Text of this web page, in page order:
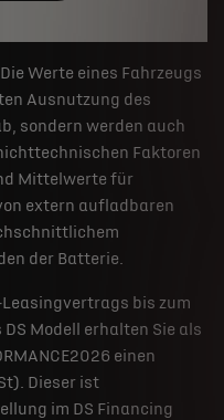
Werte eines Fahrzeugs
Ausnutzung des
sondern werden auch
Faktoren
Mittelwerte für
extern aufladbaren
der Batterie.
bis zum
Modell erhalten Sie als
einen
Dieser ist
im DS Financing